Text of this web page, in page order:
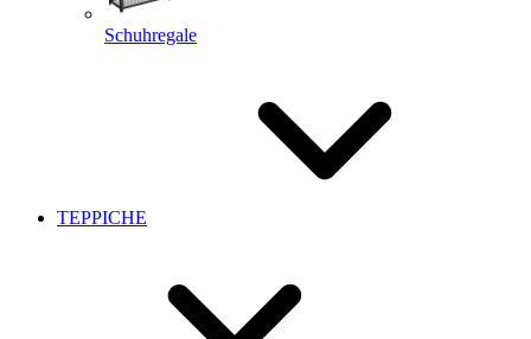
Schuhregale
TEPPICHE